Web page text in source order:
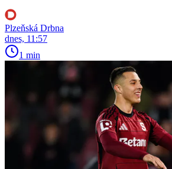
Plzeňská Drbna
dnes, 11:57
1 min